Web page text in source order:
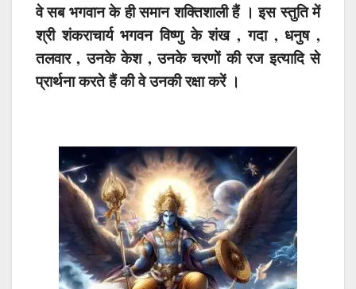
वे सब भगवान के ही समान शक्तिशाली हैं । इस स्तुति में
श्री शंकराचार्य भगवन विष्णु के शंख , गदा , धनुष ,
तलवार , उनके केश , उनके चरणों की रज इत्यादि से
प्रार्थना करते हैं की वे उनकी रक्षा करें ।